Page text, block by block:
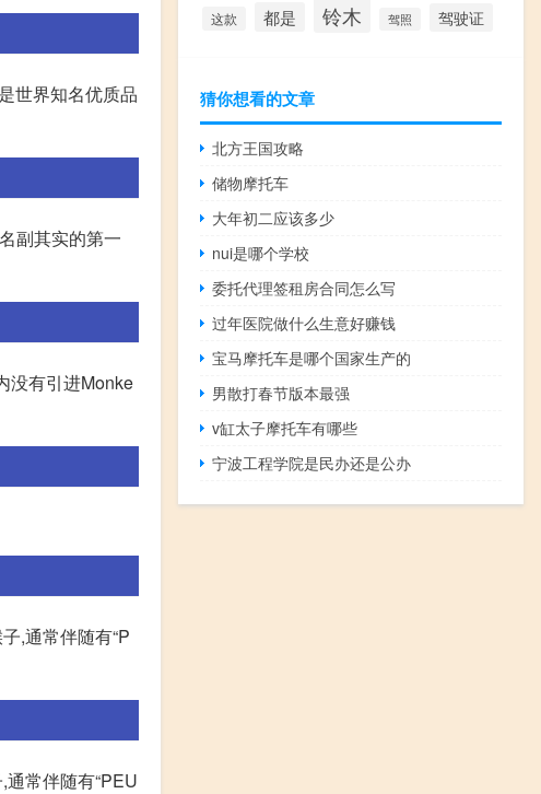
世界知名优质品
副其实的第一
没有引进Monke
,通常伴随有“P
常伴随有“PEU
这款 都是 铃木 驾照 驾驶证
猜你想看的文章
北方王国攻略
储物摩托车
大年初二应该多少
nui是哪个学校
委托代理签租房合同怎么写
过年医院做什么生意好赚钱
宝马摩托车是哪个国家生产的
男散打春节版本最强
v缸太子摩托车有哪些
宁波工程学院是民办还是公办